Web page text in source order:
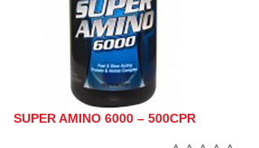
SUPER AMINO 6000 – 500CPR